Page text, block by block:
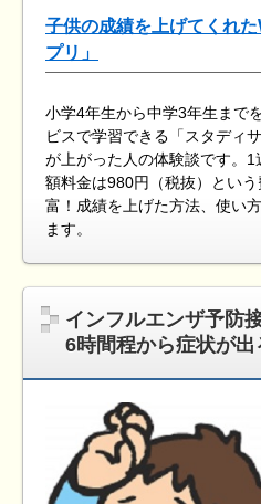
子供の成績を上げてくれ
プリ」
小学4年生から中学3年生まで
ビスで学習できる「スタディ
が上がった人の体験談です。1
額料金は980円（税抜）とい
富！成績を上げた方法、使い
ます。
インフルエンザ予防
6時間程から症状が出